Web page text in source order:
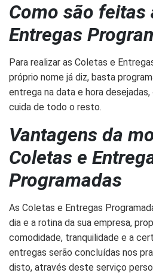
Como são feitas
Entregas
Para realizar as Coletas e
próprio nome já diz, basta
entrega na data e hora desejadas,
cuida de todo o resto.
Vantagens da
Coletas e
Programadas
As Coletas e Entregas
dia e a rotina da sua empresa,
comodidade, tranquilidade e a
entregas serão concluídas nos
disto, através deste serviço